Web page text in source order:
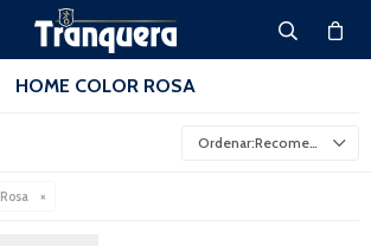
HOME COLOR ROSA
Recomendados
Rosa